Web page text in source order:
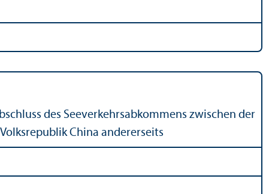
des Seeverkehrsabkommens zwischen der
China andererseits